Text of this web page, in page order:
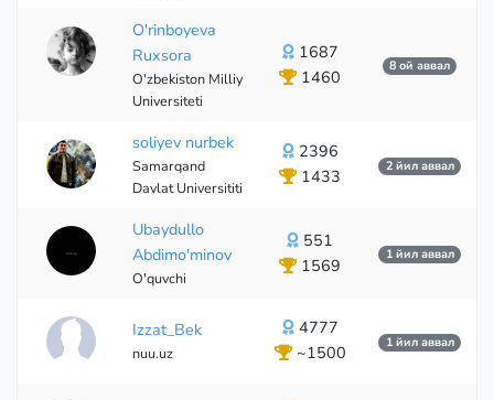
O'rinboyeva
Ruxsora
O'zbekiston Milliy
Universiteti
1687
1460
8 ой аввал
soliyev nurbek
Samarqand
Davlat Universititi
2396
1433
2 йил аввал
Ubaydullo
Abdimo'minov
O'quvchi
551
1569
1 йил аввал
Izzat_Bek
nuu.uz
4777
~1500
1 йил аввал